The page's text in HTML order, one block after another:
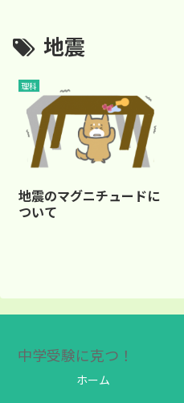
地震
理科
地震のマグニチュードに
ついて
中学受験に克つ！
ホーム